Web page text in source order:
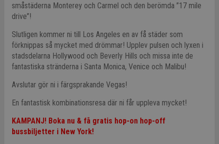
småstäderna Monterey och Carmel och den berömda ”17 mile
drive”!
Slutligen kommer ni till Los Angeles en av få städer som
förknippas så mycket med drömmar! Upplev pulsen och lyxen i
stadsdelarna Hollywood och Beverly Hills och missa inte de
fantastiska stränderna i Santa Monica, Venice och Malibu!
Avslutar gör ni i färgsprakande Vegas!
En fantastisk kombinationsresa där ni får uppleva mycket!
KAMPANJ! Boka nu & få gratis hop-on hop-off
bussbiljetter i New York!